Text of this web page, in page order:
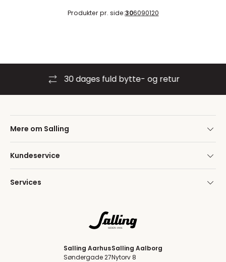
Produkter pr. side:306090120
30 dages fuld bytte- og retur
Mere om Salling
Kundeservice
Services
Salling Aarhus
Søndergade 27
Salling Aalborg
Nytorv 8